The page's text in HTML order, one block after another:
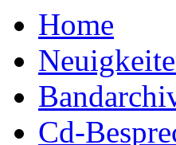
Home
Cd-